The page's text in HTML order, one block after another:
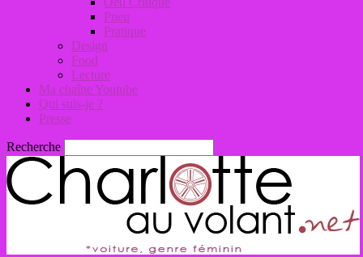
Pneu
Pratique
Design
Food
Lecture
Ma chaîne Youtube
Qui suis-je ?
Presse
Recherche